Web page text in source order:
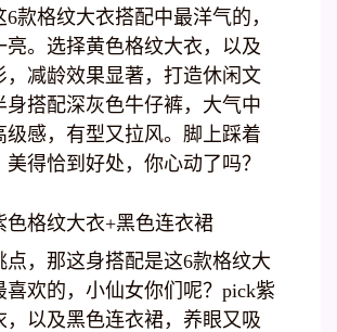
款格纹大衣搭配中最洋气的，
亮。选择黄色格纹大衣，以及
，减龄效果显著，打造休闲文
身搭配深灰色牛仔裤，大气中
级感，有型又拉风。脚上踩着
美得恰到好处，你心动了吗？
色格纹大衣+黑色连衣裙
点，那这身搭配是这6款格纹大
喜欢的，小仙女你们呢？pick紫
，以及黑色连衣裙，养眼又吸